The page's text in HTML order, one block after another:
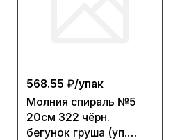
568.55 ₽/упак
Молния спираль №5
20см 322 чёрн.
бегунок груша (уп.